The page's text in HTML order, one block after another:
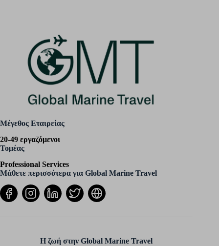
Μέγεθος Εταιρείας
20-49 εργαζόμενοι
Τομέας
Professional Services
Μάθετε περισσότερα για Global Marine Travel
Η ζωή στην Global Marine Travel